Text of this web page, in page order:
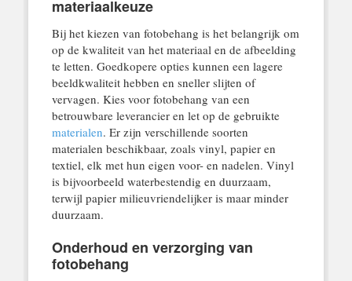
materiaalkeuze
Bij het kiezen van fotobehang is het belangrijk om
op de kwaliteit van het materiaal en de afbeelding
te letten. Goedkopere opties kunnen een lagere
beeldkwaliteit hebben en sneller slijten of
vervagen. Kies voor fotobehang van een
betrouwbare leverancier en let op de gebruikte
materialen. Er zijn verschillende soorten
materialen beschikbaar, zoals vinyl, papier en
textiel, elk met hun eigen voor- en nadelen. Vinyl
is bijvoorbeeld waterbestendig en duurzaam,
terwijl papier milieuvriendelijker is maar minder
duurzaam.
Onderhoud en verzorging van
fotobehang